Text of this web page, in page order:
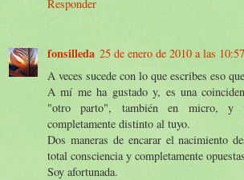
Responder
fonsilleda 25 de enero de 2010 a las 10:57
A veces sucede con lo que escribes eso
A mí me ha gustado y, es una
"otro parto", también en micro, y
completamente distinto al tuyo.
Dos maneras de encarar el nacimiento
total consciencia y completamente
Soy afortunada.